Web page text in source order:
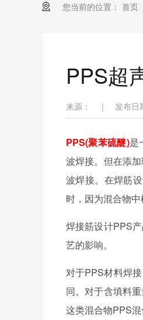
您当前的位置： 首页
PPS超
来源： | 发布日
PPS(聚苯硫醚)是
波焊接。但在添
波焊接。在焊筋
时，因为混合物
焊接筋设计PPS
艺的影响。
对于PPS材料焊
同。对于含填料
这类混合物PPS混